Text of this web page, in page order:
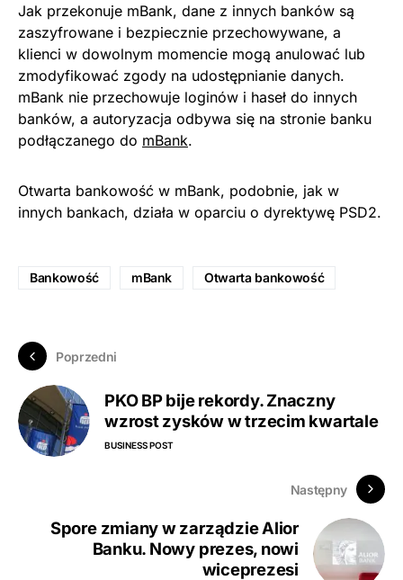
Jak przekonuje mBank, dane z innych banków są
zaszyfrowane i bezpiecznie przechowywane, a
klienci w dowolnym momencie mogą anulować lub
zmodyfikować zgody na udostępnianie danych.
mBank nie przechowuje loginów i haseł do innych
banków, a autoryzacja odbywa się na stronie banku
podłączanego do mBank.
Otwarta bankowość w mBank, podobnie, jak w
innych bankach, działa w oparciu o dyrektywę PSD2.
Bankowość mBank Otwarta bankowość
Poprzedni
PKO BP bije rekordy. Znaczny
wzrost zysków w trzecim kwartale
BUSINESS POST
Następny
Spore zmiany w zarządzie Alior
Banku. Nowy prezes, nowi
wiceprezesi